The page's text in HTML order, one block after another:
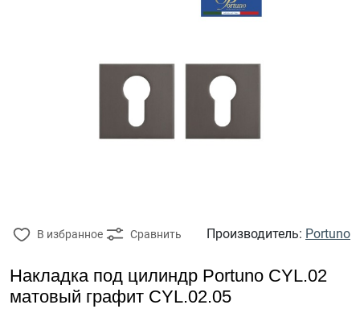
В избранное Сравнить Производитель: Portuno
Накладка под цилиндр Portuno CYL.02
матовый графит CYL.02.05